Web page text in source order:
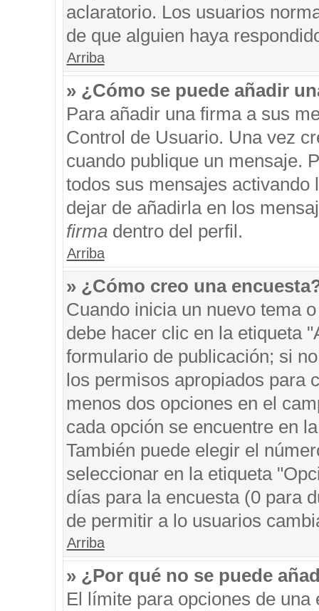
aclaratorio. Los usuarios
de que alguien haya
Arriba
» ¿Cómo se puede añadir
Para añadir una firma a sus
Control de Usuario. Una vez
cuando publique un mensaje.
todos sus mensajes
dejar de añadirla en los
firmadentro del perfil.
Arriba
» ¿Cómo creo una
Cuando inicia un nuevo tema
debe hacer clic en la etiqueta
formulario de publicación; si
los permisos apropiados para
menos dos opciones en el
cada opción se encuentre en
También puede elegir el
seleccionar en la etiqueta
días para la encuesta (0 para
de permitir a lo usuarios
Arriba
» ¿Por qué no se puede
El límite para opciones de una